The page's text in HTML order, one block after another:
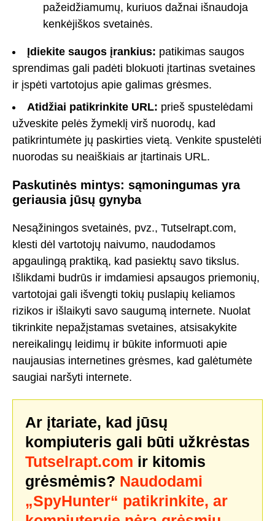
pažeidžiamumų, kuriuos dažnai išnaudoja
kenkėjiškos svetainės.
Įdiekite saugos įrankius: patikimas saugos
sprendimas gali padėti blokuoti įtartinas svetaines
ir įspėti vartotojus apie galimas grėsmes.
Atidžiai patikrinkite URL: prieš spustelėdami
užveskite pelės žymeklį virš nuorodų, kad
patikrintumėte jų paskirties vietą. Venkite spustelėti
nuorodas su neaiškiais ar įtartinais URL.
Paskutinės mintys: sąmoningumas yra
geriausia jūsų gynyba
Nesąžiningos svetainės, pvz., Tutselrapt.com,
klesti dėl vartotojų naivumo, naudodamos
apgaulingą praktiką, kad pasiektų savo tikslus.
Išlikdami budrūs ir imdamiesi apsaugos priemonių,
vartotojai gali išvengti tokių puslapių keliamos
rizikos ir išlaikyti savo saugumą internete. Nuolat
tikrinkite nepažįstamas svetaines, atsisakykite
nereikalingų leidimų ir būkite informuoti apie
naujausias internetines grėsmes, kad galėtumėte
saugiai naršyti internete.
Ar įtariate, kad jūsų
kompiuteris gali būti užkrėstas
Tutselrapt.com ir kitomis
grėsmėmis? Naudodami
„SpyHunter“ patikrinkite, ar